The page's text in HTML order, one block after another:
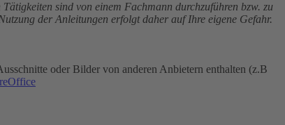
sind von einem Fachmann durchzuführen bzw. zu
der Anleitungen erfolgt daher auf Ihre eigene Gefahr.
oder Bilder von anderen Anbietern enthalten (z.B